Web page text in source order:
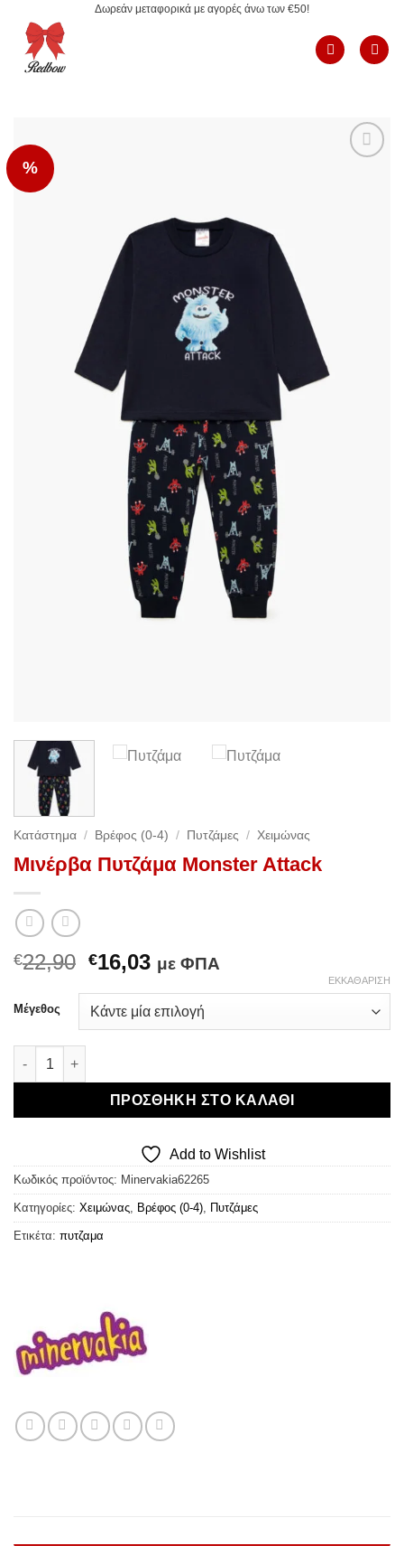
περιεχόμενο
Δωρεάν μεταφορικά με αγορές άνω των €50!
%
Κατάστημα / Βρέφος (0-4) / Πυτζάμες / Χειμώνας
Μινέρβα Πυτζάμα Monster Attack
€22,90 Original
was:
€22,90.
€16,03Η
τιμή
είναι:
με ΦΠΑ
Μέγεθος
ΕΚΚΑΘΆΡΙΣΗ
Μινέρβα Πυτζάμα Monster Attack ποσότητα
ΠΡΟΣΘΉΚΗ ΣΤΟ ΚΑΛΆΘΙ
Add to Wishlist
Κωδικός προϊόντος: Minervakia62265
Κατηγορίες: Χειμώνας, Βρέφος (0-4), Πυτζάμες
Ετικέτα: πυτζαμα